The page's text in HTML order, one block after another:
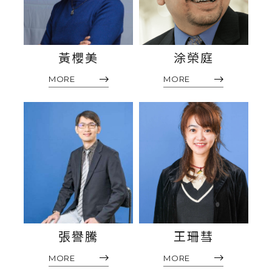
黃櫻美
MORE
涂榮庭
MORE
張譽騰
MORE
王珊彗
MORE